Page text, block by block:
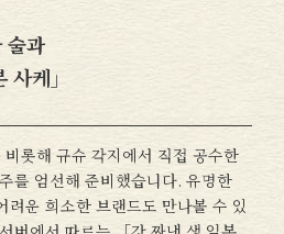
술과
케」
롯해 규슈 각지에서 직접 공수한
를 엄선해 준비했습니다. 유명한
려운 희소한 브랜드도 만나볼 수 있